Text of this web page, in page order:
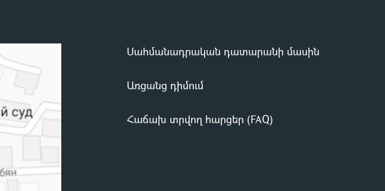
Սահմանադրական դատարանի մասին
Առցանց դիմում
Հաճախ տրվող հարցեր (FAQ)